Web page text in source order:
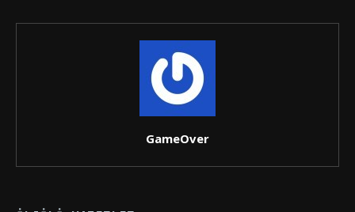
GameOver